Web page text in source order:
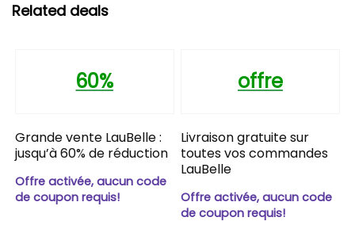
Related deals
60%
Grande vente LauBelle :
jusqu’à 60% de réduction
Offre activée, aucun code
de coupon requis!
offre
Livraison gratuite sur
toutes vos commandes
LauBelle
Offre activée, aucun code
de coupon requis!